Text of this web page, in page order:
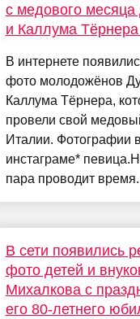
с медового
и Каллума
В интернете
фото молодожёнов
Каллума Тёрнера,
провели свой
Италии. Фотографии
инстаграме*
пара проводит
В сети появились
фото детей и
Михалкова с
его 80-летнего